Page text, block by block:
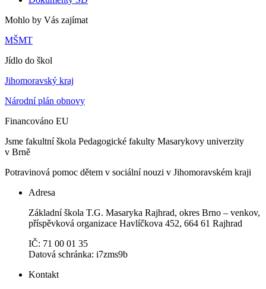
Mohlo by Vás zajímat
MŠMT
Jídlo do škol
Jihomoravský kraj
Národní plán obnovy
Financováno EU
Jsme fakultní škola Pedagogické fakulty Masarykovy univerzity
v Brně
Potravinová pomoc dětem v sociální nouzi v Jihomoravském kraji
Adresa
Základní škola T.G. Masaryka Rajhrad, okres Brno – venkov,
příspěvková organizace Havlíčkova 452, 664 61 Rajhrad
IČ: 71 00 01 35
Datová schránka: i7zms9b
Kontakt